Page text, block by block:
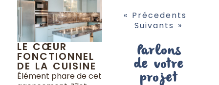
LE CŒUR
FONCTIONNEL
DE LA CUISINE
Élément phare de cet
« Précedents
Suivants »
Parlons
de votre
projet